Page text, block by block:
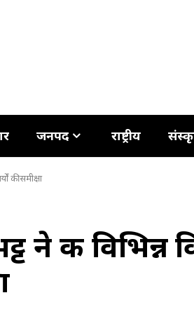
जनपद राष्ट्रीय
की समीक्षा
ने की विभिन्न